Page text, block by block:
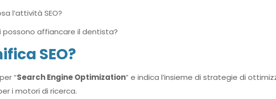
l’attività SEO?
possono affiancare il dentista?
SEO?
“Search Engine Optimization” e indica l’insieme di strategie di
i motori di ricerca.